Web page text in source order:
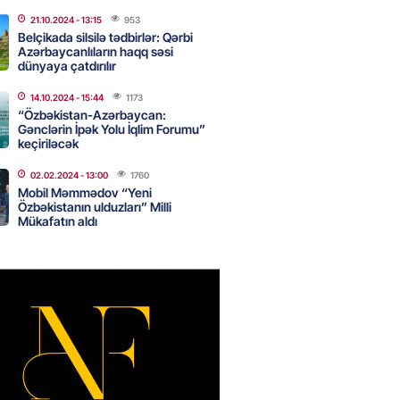
sabah 39 dərəcə isti
- 14:30
Biznes-dən mikro biznes
5%-dək endirim
- 14:28
- 14:15
karta istədiyiniz qədər
edə bilərsiniz – VİDEO
21.10.2024- 13:15 953
Belçikada silsilə tədbirlər: Qərbi
Azərbaycanlıların haqq səsi
dünyaya çatdırılır
14.10.2024- 15:44 1173
“Özbəkistan-Azərbaycan:
Gənclərin İpək Yolu İqlim Forumu”
keçiriləcək
02.02.2024- 13:00 1760
Mobil Məmmədov “Yeni
Özbəkistanın ulduzları” Milli
Mükafatın aldı